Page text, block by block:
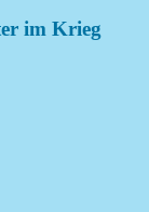
im Krieg